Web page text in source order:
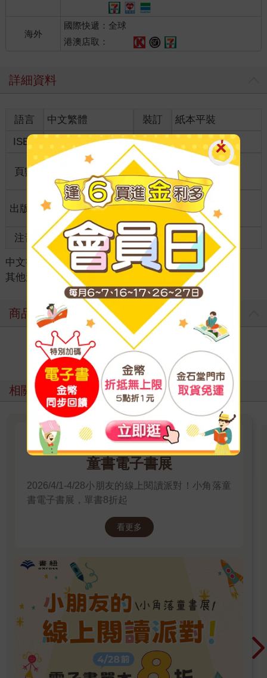
海外
國際快遞：全球
港澳店取：
詳細資料
語言 中文繁體 裝訂
紙本平裝
ISBN
4714809912339 分級 普通級
頁數
商品規
格
12*22*6.5
出版地 台灣
適讀年
全齡適讀
注音 級別
中文書 ＞ 童書/青少年 ＞ 學習玩教具 ＞
其他遊戲/教具
商品評價
寫評價
相關主題
小朋友的線上閱讀派對！小角落
童書電子書展
2026/4/1-4/28小朋友的線上閱讀派對！小角落童
書電子書展，單書8折起
看更多